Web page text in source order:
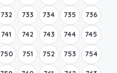
732 733 734 735 736
741 742 743 744 745
750 751 752 753 754